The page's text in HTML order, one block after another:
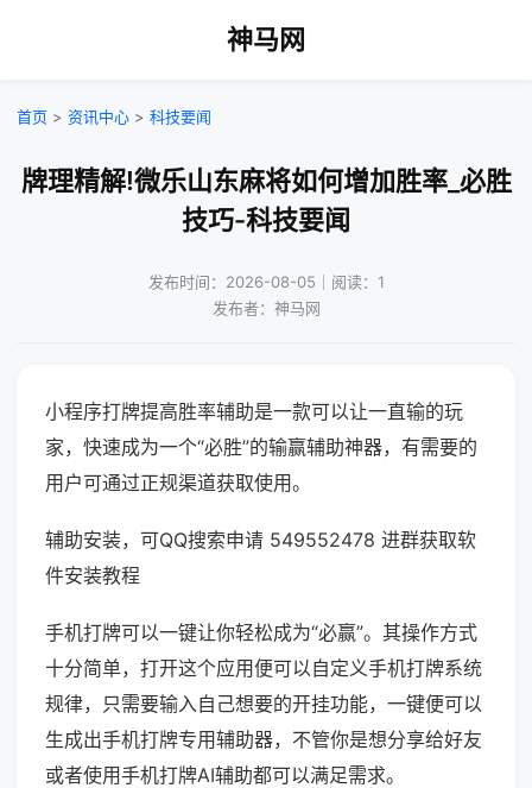
神马网
首页 > 资讯中心 > 科技要闻
牌理精解!微乐山东麻将如何增加胜率_必胜
技巧-科技要闻
发布时间：2026-08-05｜阅读：1
发布者：神马网
小程序打牌提高胜率辅助是一款可以让一直输的玩
家，快速成为一个“必胜”的输赢辅助神器，有需要的
用户可通过正规渠道获取使用。
辅助安装，可QQ搜索申请 549552478 进群获取软
件安装教程
手机打牌可以一键让你轻松成为“必赢”。其操作方式
十分简单，打开这个应用便可以自定义手机打牌系统
规律，只需要输入自己想要的开挂功能，一键便可以
生成出手机打牌专用辅助器，不管你是想分享给好友
或者使用手机打牌AI辅助都可以满足需求。